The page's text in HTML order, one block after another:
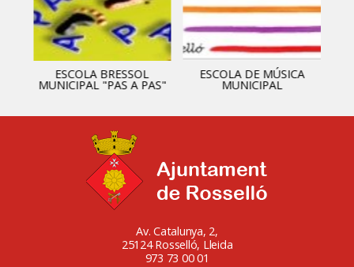
ESCOLA BRESSOL
MUNICIPAL "PAS A PAS"
ESCOLA DE MÚSICA
MUNICIPAL
Av. Catalunya, 2,
25124 Rosselló, Lleida
973 73 00 01